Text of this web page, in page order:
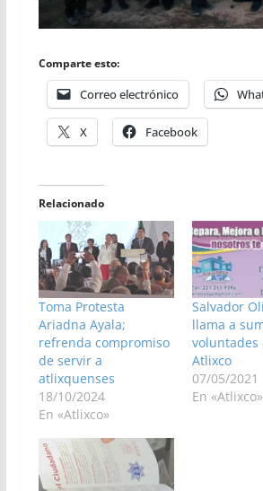
Comparte esto:
Correo electrónico
X Facebook
Relacionado
Toma Protesta
Ariadna Ayala;
refrenda compromiso
de servir a
atlixquenses
18/10/2024
En «Atlixco»
Salvador
llama a
voluntades
Atlixco
07/05/2021
En «Atlixco»